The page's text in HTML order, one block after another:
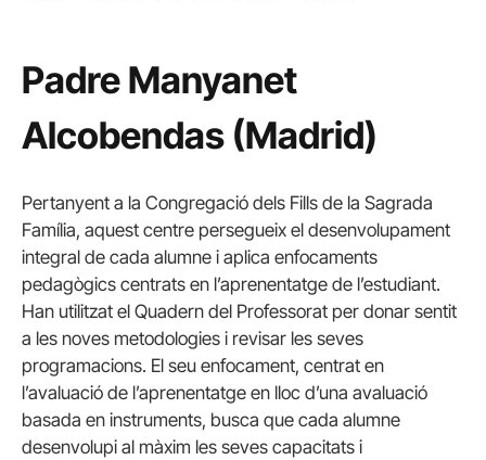
Padre Manyanet
Alcobendas (Madrid)
Pertanyent a la Congregació dels Fills de la Sagrada
Família, aquest centre persegueix el desenvolupament
integral de cada alumne i aplica enfocaments
pedagògics centrats en l’aprenentatge de l’estudiant.
Han utilitzat el Quadern del Professorat per donar sentit
a les noves metodologies i revisar les seves
programacions. El seu enfocament, centrat en
l’avaluació de l’aprenentatge en lloc d’una avaluació
basada en instruments, busca que cada alumne
desenvolupi al màxim les seves capacitats i